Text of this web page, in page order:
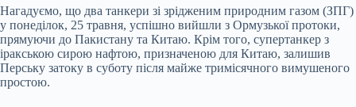
Нагадуємо, що два танкери зі зрідженим природним газом (ЗПГ)
у понеділок, 25 травня, успішно вийшли з Ормузької протоки,
прямуючи до Пакистану та Китаю. Крім того, супертанкер з
іракською сирою нафтою, призначеною для Китаю, залишив
Перську затоку в суботу після майже тримісячного вимушеного
простою.